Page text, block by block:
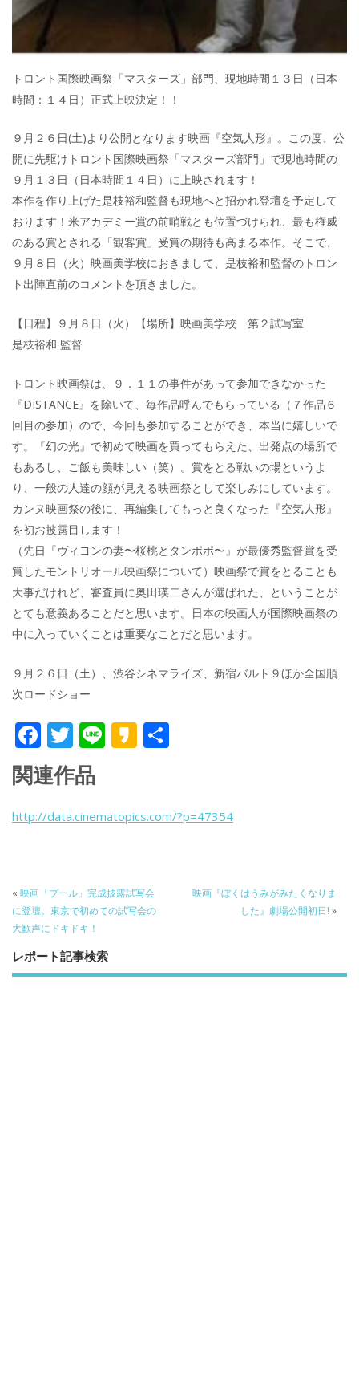
トロント国際映画祭「マスターズ」部門、現地時間１３日（日本
時間：１４日）正式上映決定！！
９月２６日(土)より公開となります映画『空気人形』。この度、公
開に先駆けトロント国際映画祭「マスターズ部門」で現地時間の
９月１３日（日本時間１４日）に上映されます！
本作を作り上げた是枝裕和監督も現地へと招かれ登壇を予定して
おります！米アカデミー賞の前哨戦とも位置づけられ、最も権威
のある賞とされる「観客賞」受賞の期待も高まる本作。そこで、
９月８日（火）映画美学校におきまして、是枝裕和監督のトロン
ト出陣直前のコメントを頂きました。
【日程】９月８日（火）【場所】映画美学校 第２試写室
是枝裕和 監督
トロント映画祭は、９．１１の事件があって参加できなかった
『DISTANCE』を除いて、毎作品呼んでもらっている（７作品６
回目の参加）ので、今回も参加することができ、本当に嬉しいで
す。『幻の光』で初めて映画を買ってもらえた、出発点の場所で
もあるし、ご飯も美味しい（笑）。賞をとる戦いの場というよ
り、一般の人達の顔が見える映画祭として楽しみにしています。
カンヌ映画祭の後に、再編集してもっと良くなった『空気人形』
を初お披露目します！
（先日『ヴィヨンの妻〜桜桃とタンポポ〜』が最優秀監督賞を受
賞したモントリオール映画祭について）映画祭で賞をとることも
大事だけれど、審査員に奥田瑛二さんが選ばれた、ということが
とても意義あることだと思います。日本の映画人が国際映画祭の
中に入っていくことは重要なことだと思います。
９月２６日（土）、渋谷シネマライズ、新宿バルト９ほか全国順
次ロードショー
F
ac
e
b
k
T
w
itt
er
Li K
a
関連作品
http://data.cinematopics.com/?p=47354
« 映画「プール」完成披露試写会
に登壇。東京で初めての試写会の
大歓声にドキドキ！
映画『ぼくはうみがみたくなりま
した』劇場公開初日! »
レポート記事検索